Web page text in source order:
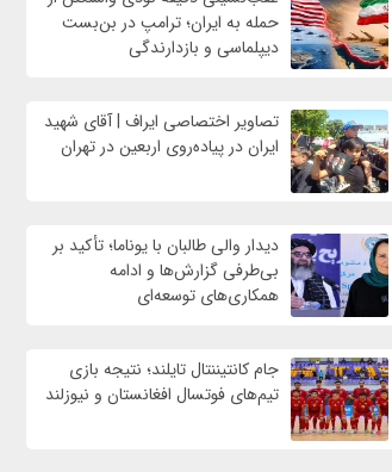
حمله به ایران؛ ترامپ در بن‌بست
دیپلماسی و بازدارندگی
تصاویر اختصاصی ایراف | آقای شهید
ایران در پیاده‌روی اربعین در تهران
دیدار والی طالبان با یوناما؛ تأکید بر
بی‌طرفی گزارش‌ها و ادامه
همکاری‌های توسعه‌ای
جام کانتیننتال تایلند؛ نتیجه بازی
تیم‌های فوتسال افغانستان و نیوزلند